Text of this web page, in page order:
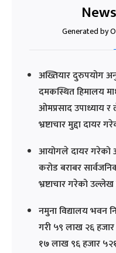
Generated by
अख्तियार दुरुपयोग
दमकस्थित हिमालय
ओमप्रसाद उपाध्याय
भ्रष्टाचार मुद्दा दायर
आयोगले दायर गरेको
करोड बराबर
भ्रष्टाचार गरेको
नमुना विद्यालय भवन
गरी ५९ लाख २६
१७ लाख ९६ हजार